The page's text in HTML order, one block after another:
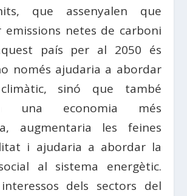
que assenyalen que
emissions netes de carboni
país per al 2050 és
només ajudaria a abordar
sinó que també
una economia més
augmentaria les feines
i ajudaria a abordar la
al sistema energètic.
dels sectors del